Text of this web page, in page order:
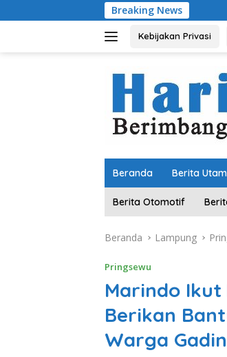
ke
Breaking News
Kebijakan Privasi
Beranda Berita
Berita Otomotif
Beranda Lampung
Pringsewu
Marindo Ikut
Berikan
Warga